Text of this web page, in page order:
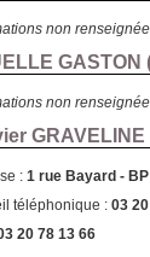
non
GASTON
non
GRAVELINE
: 1 rue Bayard -
téléphonique : 03
20 78 13 66